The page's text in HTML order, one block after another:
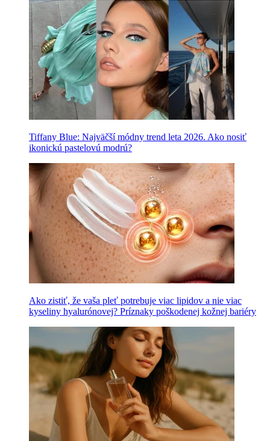
Tiffany Blue: Najväčší módny trend leta 2026. Ako nosiť
ikonickú pastelovú modrú?
Ako zistiť, že vaša pleť potrebuje viac lipidov a nie viac
kyseliny hyalurónovej? Príznaky poškodenej kožnej bariéry